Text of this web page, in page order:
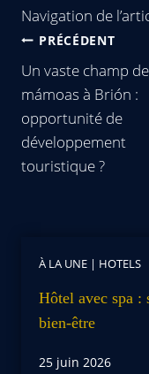
Navigation de
PRÉCÉDENT
Un vaste champ de
mámoas à Brión :
opportunité de
développement
touristique ?
À LA UNE | HOTELS
Hôtel avec spa :
bien-être
25 juin 2026